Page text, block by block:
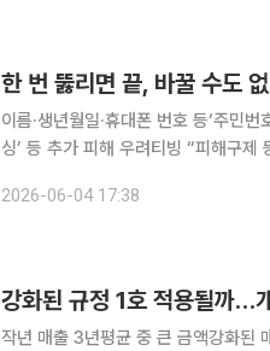
한 번 뚫리면 끝, 바꿀 수도
이름·생년월일·휴대폰 번호 등‘주민
싱’ 등 추가 피해 우려티빙 “피해구제 등 끝까지 책임” CJ ENM의
지난해 역대 최악의 연쇄 해킹 사태가
2026-06-04 17:38
강화된 규정 1호 적용될까…
작년 매출 3년평균 중 큰 금액강화된 매